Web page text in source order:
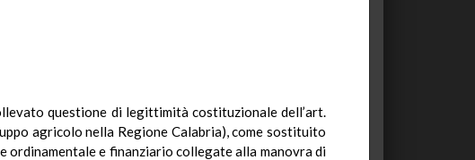
questione di legittimità costituzionale dell’art.
agricolo nella Regione Calabria), come sostituito
ordinamentale e finanziario collegate alla manovra di